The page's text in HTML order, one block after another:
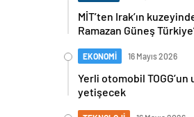
MİT’ten Irak’ın
Ramazan Güneş
EKONOMİ 16 Mayıs 2026
Yerli otomobil TOGG’un
yetişecek